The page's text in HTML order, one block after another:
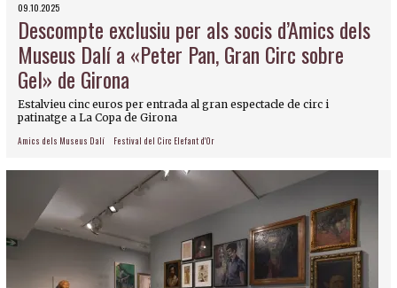
09.10.2025
Descompte exclusiu per als socis d’Amics dels
Museus Dalí a «Peter Pan, Gran Circ sobre
Gel» de Girona
Estalvieu cinc euros per entrada al gran espectacle de circ i
patinatge a La Copa de Girona
Amics dels Museus Dalí Festival del Circ Elefant d'Or